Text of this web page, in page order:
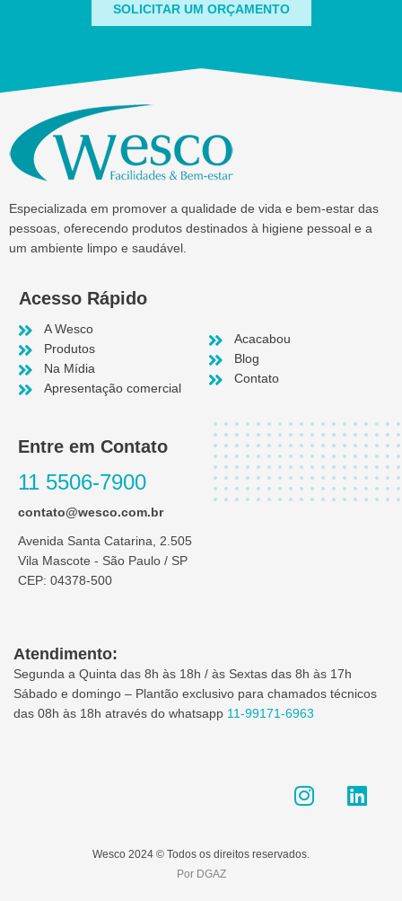
SOLICITAR UM ORÇAMENTO
Especializada em promover a qualidade de vida e bem-estar das
pessoas, oferecendo produtos destinados à higiene pessoal e a
um ambiente limpo e saudável.
Acesso Rápido
A Wesco
Produtos
Na Mídia
Apresentação comercial
Acacabou
Blog
Contato
Entre em Contato
11 5506-7900
contato@wesco.com.br
Avenida Santa Catarina, 2.505
Vila Mascote - São Paulo / SP
CEP: 04378-500
Atendimento:
Segunda a Quinta das 8h às 18h / às Sextas das 8h às 17h
Sábado e domingo – Plantão exclusivo para chamados técnicos
das 08h às 18h através do whatsapp 11-99171-6963
n
a
i
Wesco 2024 © Todos os direitos reservados.
Por DGAZ